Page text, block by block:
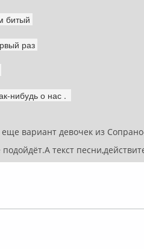
битый
раз
нибудь о нас .
еще вариант девочек из
текст